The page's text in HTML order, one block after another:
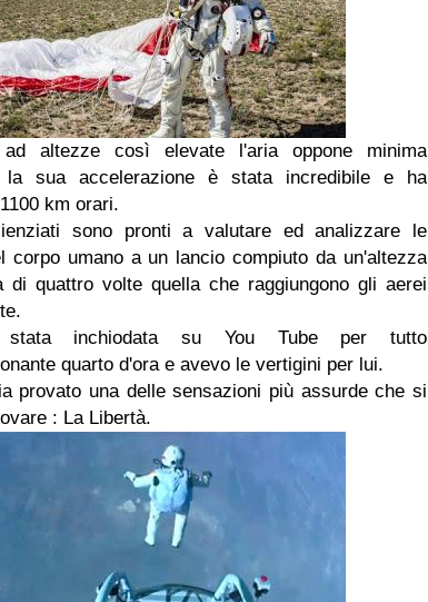
altezze così elevate l'aria oppone minima
la sua accelerazione è stata incredibile e ha
km orari.
sono pronti a valutare ed analizzare le
corpo umano a un lancio compiuto da un'altezza
di quattro volte quella che raggiungono gli aerei
inchiodata su You Tube per tutto
quarto d'ora e avevo le vertigini per lui.
provato una delle sensazioni più assurde che si
: La Libertà.